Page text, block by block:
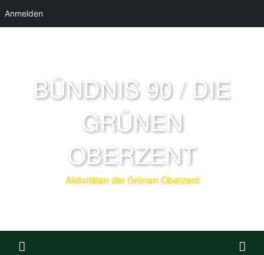
BÜNDNIS 90 / DIE
GRÜNEN
OBERZENT
Aktivitäten der Grünen Oberzent
Anmelden